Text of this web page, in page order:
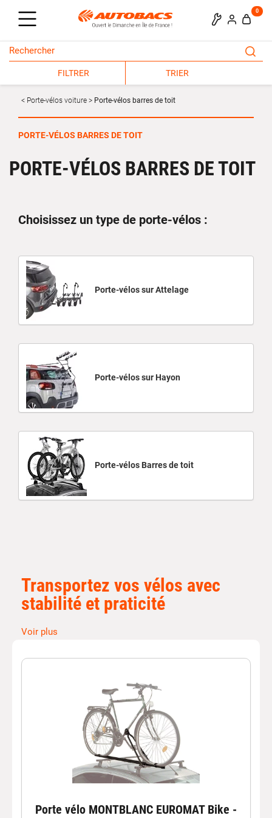
0
FILTRER TRIER
Porte-vélos voiture Porte-vélos barres de toit
PORTE-VÉLOS BARRES DE TOIT
PORTE-VÉLOS BARRES DE TOIT
Choisissez un type de porte-vélos :
Porte-vélos sur Attelage
Porte-vélos sur Hayon
Porte-vélos Barres de toit
Transportez vos vélos avec
stabilité et praticité
barres de toit voiture
transporter un ou plusieurs vélos de manière stable et
aérodynamique lors de vos déplacements.
Chez Autobacs, découvrez une large sélection de
vélos toit voiturerobustes et faciles à installer. Que vous
soyez passionné de cyclisme, amateur de sorties
sportives ou adepte des voyages en plein air, ces
solutions de transport offrentsécurité, stabilité et facilité
Voir plus
Porte vélo MONTBLANC EUROMAT Bike -